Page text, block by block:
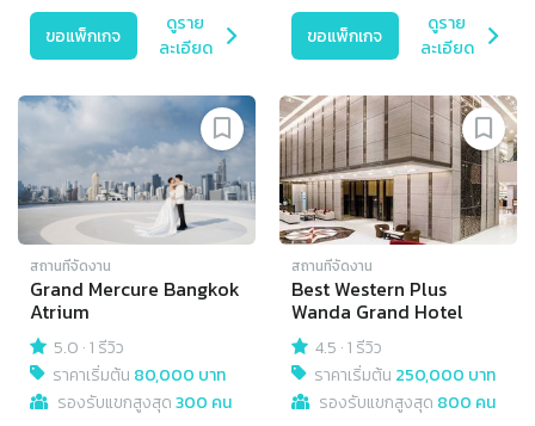
ขอแพ็กเกจ
ดูราย
ละเอียด
ขอแพ็กเกจ
ดูราย
ละเอียด
สถานที่จัดงาน
Grand Mercure Bangkok
Atrium
5.0 ·1 รีวิว
ราคาเริ่มต้น 80,000 บาท
รองรับแขกสูงสุด300 คน
สถานที่จัดงาน
Best Western Plus
Wanda Grand Hotel
4.5 ·1 รีวิว
ราคาเริ่มต้น 250,000 บาท
รองรับแขกสูงสุด 800 คน